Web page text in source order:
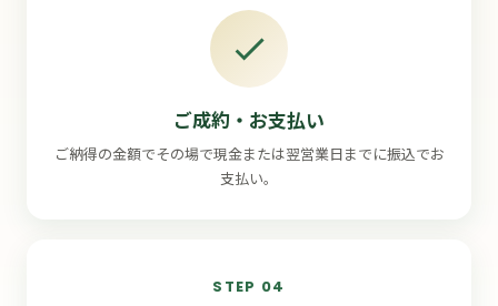
ご成約・お支払い
ご納得の金額でその場で現金または翌営業日までに振込でお
支払い。
STEP 04